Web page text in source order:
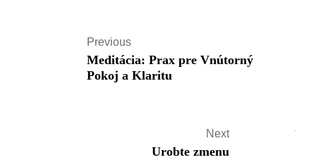
Previous
Meditácia: Prax pre Vnútorný
Pokoj a Klaritu
Next
Urobte zmenu